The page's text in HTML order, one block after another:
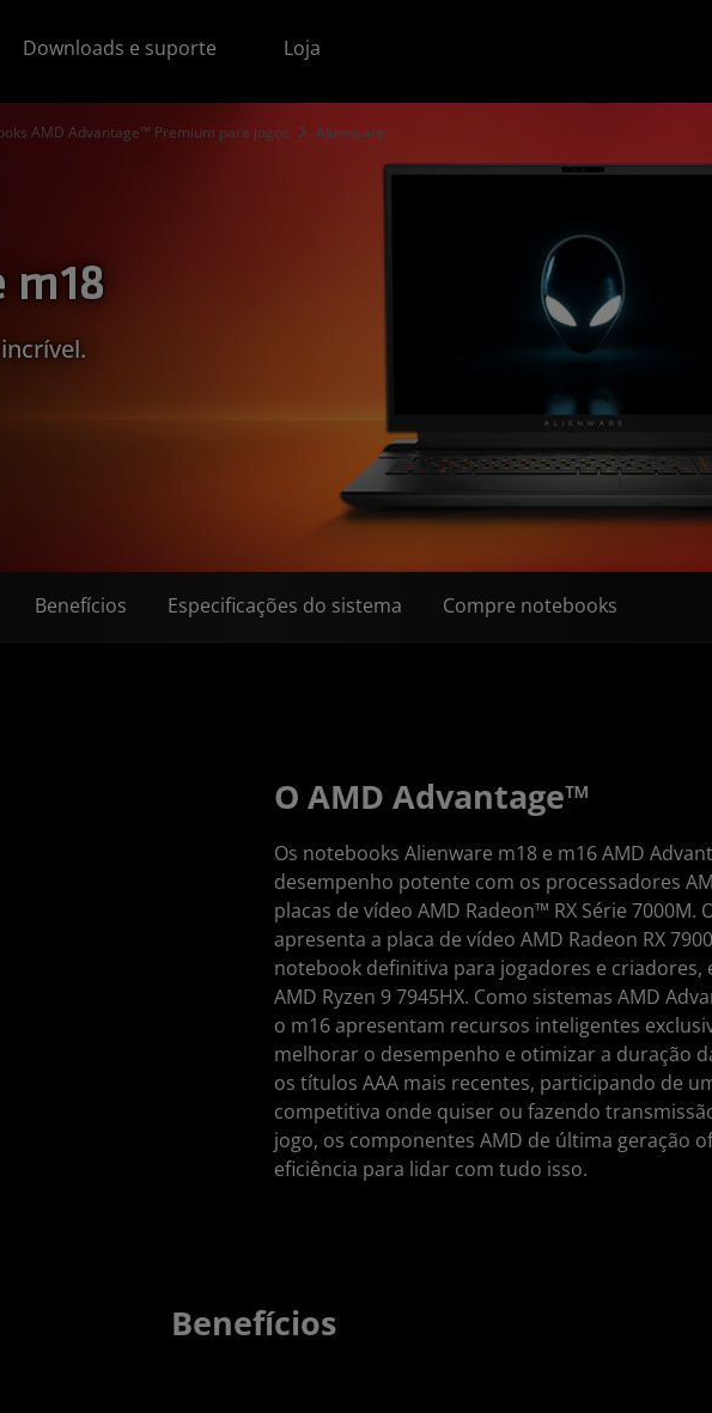
Downloads e suporte Loja
AMD Advantage™ Premium para jogos Alienware
m18
Benefícios Especificações do sistema Compre notebooks
O AMD Advantage™
Os notebooks Alienware m18 e m16 AMD
desempenho potente com os processadores
placas de vídeo AMD Radeon™ RX Série 7000M.
apresenta a placa de vídeo AMD Radeon RX
notebook definitiva para jogadores e criadores,
AMD Ryzen 9 7945HX. Como sistemas AMD
o m16 apresentam recursos inteligentes
melhorar o desempenho e otimizar a duração
os títulos AAA mais recentes, participando de
competitiva onde quiser ou fazendo
jogo, os componentes AMD de última geração
eficiência para lidar com tudo isso.
Benefícios